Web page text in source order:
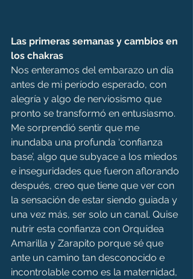
Las primeras semanas y cambios en
los chakras
Nos enteramos del embarazo un día
antes de mi período esperado, con
alegría y algo de nerviosismo que
pronto se transformó en entusiasmo.
Me sorprendió sentir que me
inundaba una profunda ‘confianza
base’, algo que subyace a los miedos
e inseguridades que fueron aflorando
después, creo que tiene que ver con
la sensación de estar siendo guiada y
una vez más, ser solo un canal. Quise
nutrir esta confianza con Orquídea
Amarilla y Zarapito porque sé que
ante un camino tan desconocido e
incontrolable como es la maternidad,